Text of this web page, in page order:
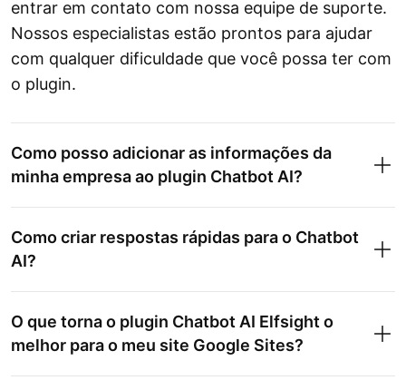
entrar em contato com nossa equipe de suporte.
Nossos especialistas estão prontos para ajudar
com qualquer dificuldade que você possa ter com
o plugin.
Como posso adicionar as informações da
minha empresa ao plugin Chatbot AI?
Como criar respostas rápidas para o Chatbot
AI?
O que torna o plugin Chatbot AI Elfsight o
melhor para o meu site Google Sites?